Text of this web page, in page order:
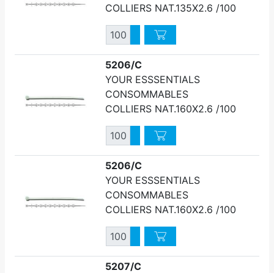
COLLIERS NAT.135X2.6 /100
QuantitéAugmenter quantité
Diminuer quantité
5206/C
YOUR ESSSENTIALS
CONSOMMABLES
COLLIERS NAT.160X2.6 /100
QuantitéAugmenter quantité
Diminuer quantité
5206/C
YOUR ESSSENTIALS
CONSOMMABLES
COLLIERS NAT.160X2.6 /100
QuantitéAugmenter quantité
Diminuer quantité
5207/C